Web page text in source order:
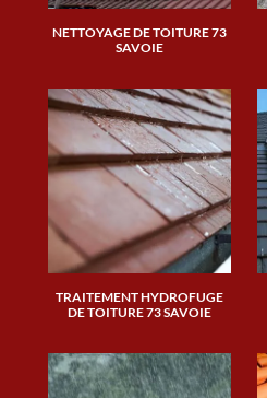
NETTOYAGE DE TOITURE 73
SAVOIE
TRAITEMENT HYDROFUGE
DE TOITURE 73 SAVOIE